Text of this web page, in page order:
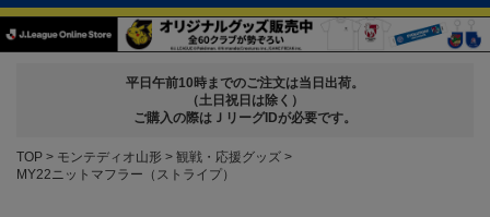
平日午前10時までのご注文は当日出荷。
（土日祝日は除く）
ご購入の際はＪリーグIDが必要です。
TOP モンテディオ山形
観戦・応援グッズ
MY22ニットマフラー（ストライプ）